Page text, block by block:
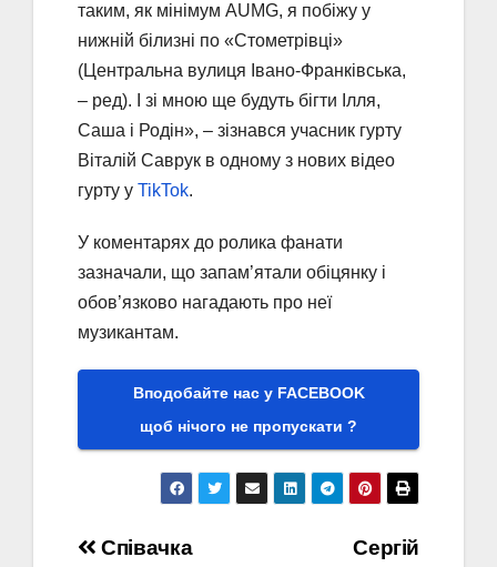
таким, як мінімум AUMG, я побіжу у
нижній білизні по «Стометрівці»
(Центральна вулиця Івано-Франківська,
– ред). І зі мною ще будуть бігти Ілля,
Саша і Родін», – зізнався учасник гурту
Віталій Саврук в одному з нових відео
гурту у TikTok.
У коментарях до ролика фанати
зазначали, що запам’ятали обіцянку і
обов’язково нагадають про неї
музикантам.
Вподобайте нас у FACEBOOK
щоб нічого не пропускати ?
Навігація
Сергій
Співачка